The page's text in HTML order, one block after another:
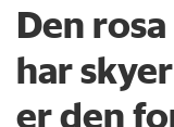
Den
har
er den